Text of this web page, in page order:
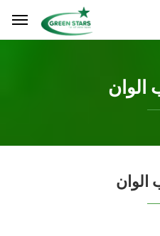
الوان
الوان